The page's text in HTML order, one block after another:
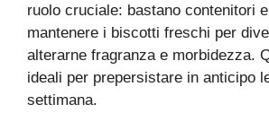
ruolo cruciale: bastano contenitori
mantenere i biscotti freschi per
alterarne fragranza e morbidezza.
ideali per prepersistare in anticipo
settimana.